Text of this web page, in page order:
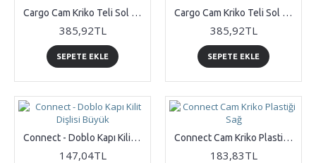
Cargo Cam Kriko Teli Sol Set Eski Model
385,92TL
SEPETE EKLE
Cargo Cam Kriko Teli Sol Set Yeni Model
385,92TL
SEPETE EKLE
Connect - Doblo Kapı Kilit Dişlisi Büyük
147,04TL
Connect Cam Kriko Plastiği Sağ
183,83TL